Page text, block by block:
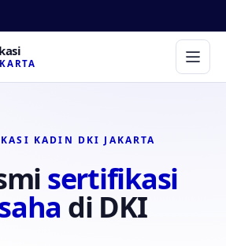
KADIN DKI JAKARTA
sertifikasi
di DKI